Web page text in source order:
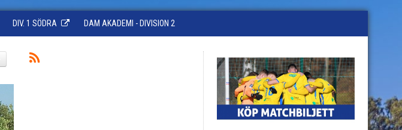
DIV. 1 SÖDRA DAM AKADEMI - DIVISION 2